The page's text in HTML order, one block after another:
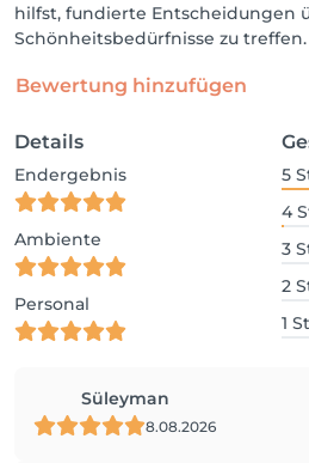
hilfst, fundierte Entscheidungen
Schönheitsbedürfnisse zu treffen.
Bewertung hinzufügen
Details
Endergebnis
Ambiente
Personal
5
4
3
2
1
Süleyman
8.08.2026